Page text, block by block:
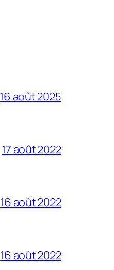
16 août 2025
17 août 2022
16 août 2022
16 août 2022